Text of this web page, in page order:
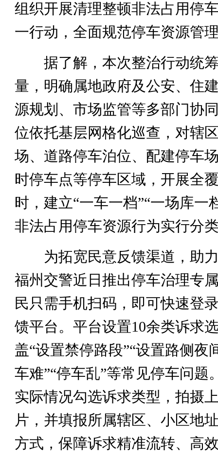
组织开展清理整顿非法占用停
一行动，全面规范停车资源管
据了解，本次整治行动统筹
量，明确属地政府及公安、住
源规划、市场监管等多部门协
位依托基层网格化巡查，对辖
场、道路停车泊位、配建停车
时停车点等停车区域，开展全
时，建立“一车一档”“一场库一
非法占用停车资源行为实行分
为拓宽民意反馈渠道，助力
福州交警近日推出停车治理专
民只需手机扫码，即可快速登
馈平台。平台设置10余类诉求
盖“设置禁停路段”“设置路侧夜
车难”“停车乱”等常见停车问题
实际情况勾选诉求类型，拍摄
片，并填报所属辖区、小区地
方式，保障诉求精准流转、高